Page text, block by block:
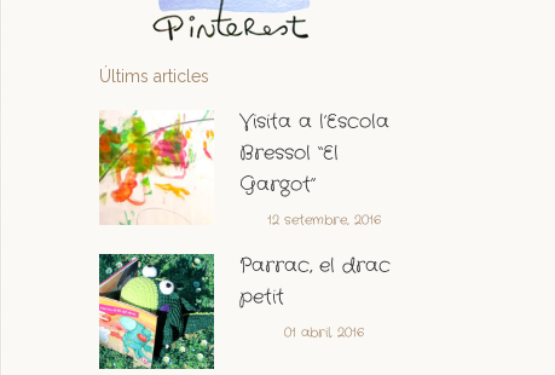
Últims articles
Visita a l’Escola
Bressol “El
Gargot”
12 setembre, 2016
Parrac, el drac
petit
01 abril, 2016